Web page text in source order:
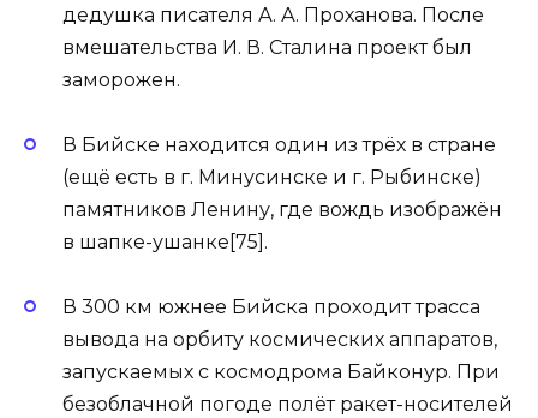
дедушка писателя А. А. Проханова. После
вмешательства И. В. Сталина проект был
заморожен.
В Бийске находится один из трёх в стране
(ещё есть в г. Минусинске и г. Рыбинске)
памятников Ленину, где вождь изображён
в шапке-ушанке[75].
В 300 км южнее Бийска проходит трасса
вывода на орбиту космических аппаратов,
запускаемых с космодрома Байконур. При
безоблачной погоде полёт ракет-носителей